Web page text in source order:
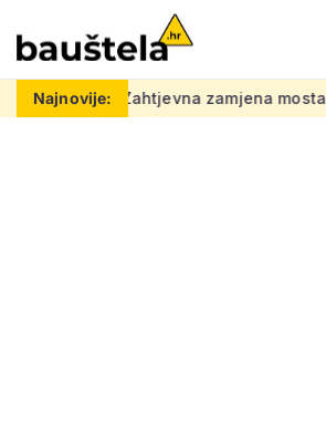
Najnovije:Zahtjevna zamjena mosta